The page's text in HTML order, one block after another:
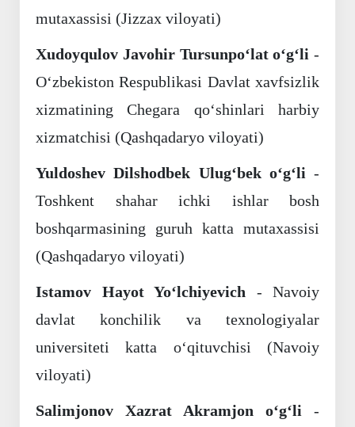
mutaxassisi (Jizzax viloyati)
Xudoyqulov Javohir Tursunpo‘lat o‘g‘li -
O‘zbekiston Respublikasi Davlat xavfsizlik
xizmatining Chegara qo‘shinlari harbiy
xizmatchisi (Qashqadaryo viloyati)
Yuldoshev Dilshodbek Ulug‘bek o‘g‘li -
Toshkent shahar ichki ishlar bosh
boshqarmasining guruh katta mutaxassisi
(Qashqadaryo viloyati)
Istamov Hayot Yo‘lchiyevich - Navoiy
davlat konchilik va texnologiyalar
universiteti katta o‘qituvchisi (Navoiy
viloyati)
Salimjonov Xazrat Akramjon o‘g‘li -